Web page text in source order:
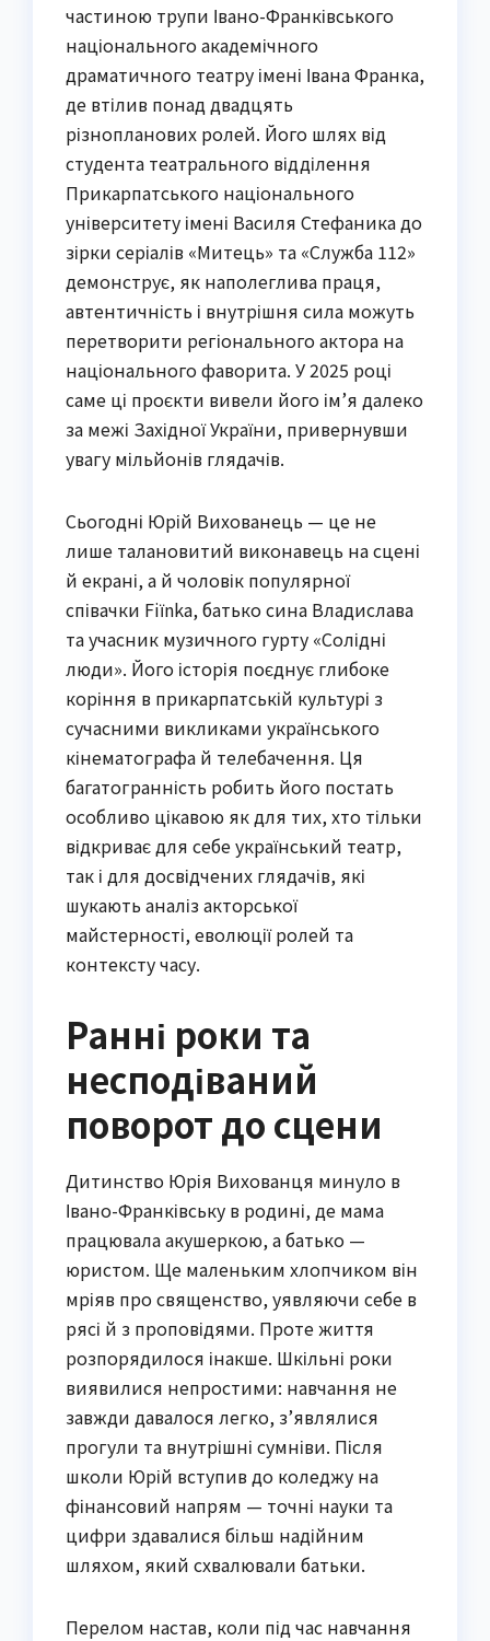
частиною трупи Івано-Франківського
національного академічного
драматичного театру імені Івана Франка,
де втілив понад двадцять
різнопланових ролей. Його шлях від
студента театрального відділення
Прикарпатського національного
університету імені Василя Стефаника до
зірки серіалів «Митець» та «Служба 112»
демонструє, як наполеглива праця,
автентичність і внутрішня сила можуть
перетворити регіонального актора на
національного фаворита. У 2025 році
саме ці проєкти вивели його ім’я далеко
за межі Західної України, привернувши
увагу мільйонів глядачів.
Сьогодні Юрій Вихованець — це не
лише талановитий виконавець на сцені
й екрані, а й чоловік популярної
співачки Fiїnka, батько сина Владислава
та учасник музичного гурту «Солідні
люди». Його історія поєднує глибоке
коріння в прикарпатській культурі з
сучасними викликами українського
кінематографа й телебачення. Ця
багатогранність робить його постать
особливо цікавою як для тих, хто тільки
відкриває для себе український театр,
так і для досвідчених глядачів, які
шукають аналіз акторської
майстерності, еволюції ролей та
контексту часу.
Ранні роки та
несподіваний
поворот до сцени
Дитинство Юрія Вихованця минуло в
Івано-Франківську в родині, де мама
працювала акушеркою, а батько —
юристом. Ще маленьким хлопчиком він
мріяв про священство, уявляючи себе в
рясі й з проповідями. Проте життя
розпорядилося інакше. Шкільні роки
виявилися непростими: навчання не
завжди давалося легко, з’являлися
прогули та внутрішні сумніви. Після
школи Юрій вступив до коледжу на
фінансовий напрям — точні науки та
цифри здавалися більш надійним
шляхом, який схвалювали батьки.
Перелом настав, коли під час навчання